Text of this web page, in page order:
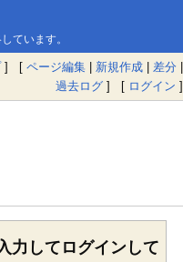
ています。
] [ ページ編集 | 新規作成 | 差分 |
過去ログ ] [ ログイン ]
力してログインして